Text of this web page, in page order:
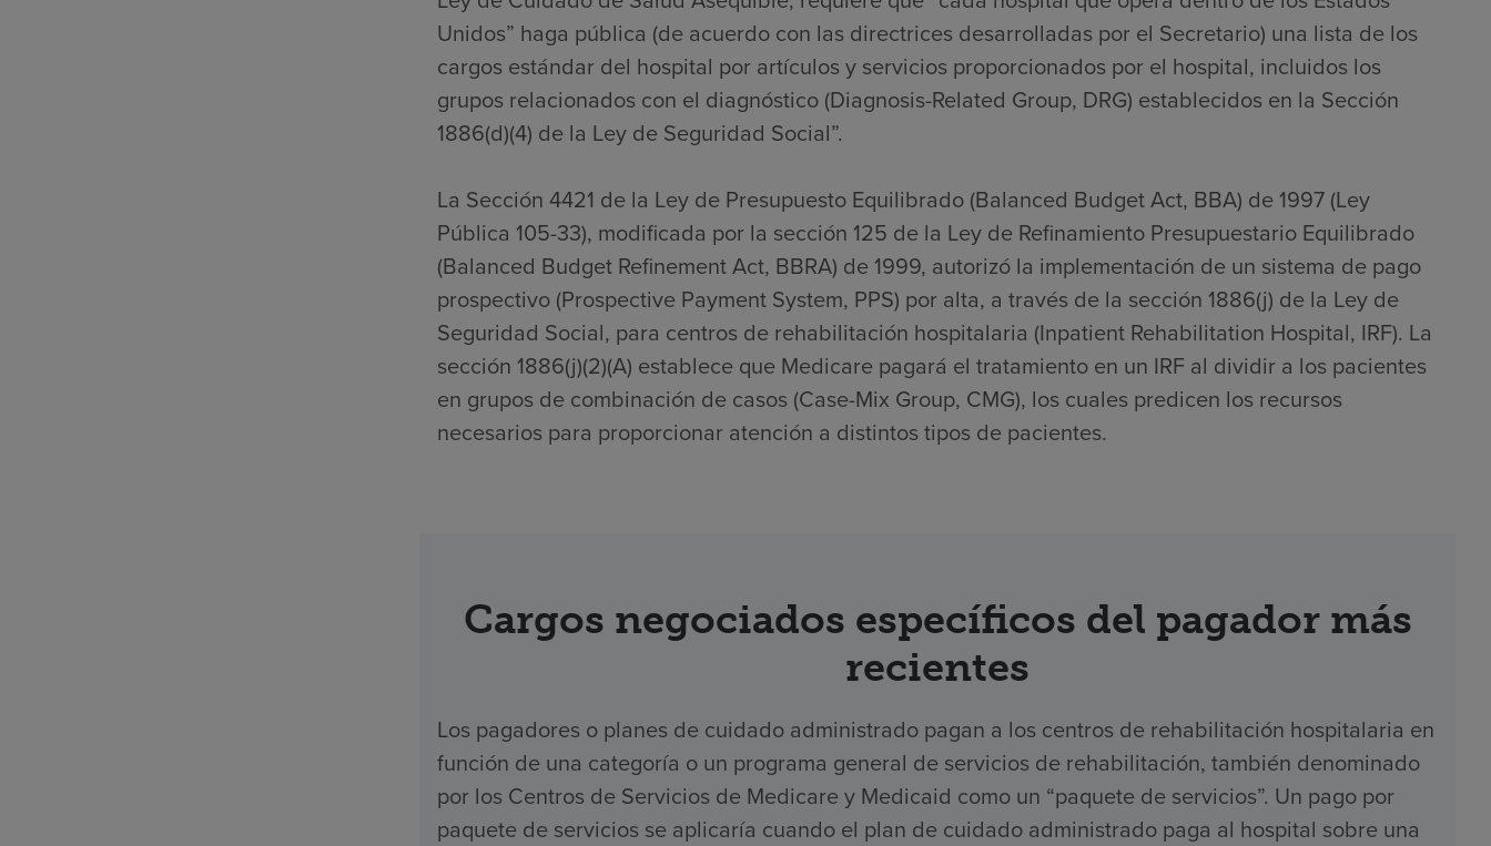
Unidos” haga pública (de acuerdo con las directrices desarrolladas por el Secretario) una lista de los
cargos estándar del hospital por artículos y servicios proporcionados por el hospital, incluidos los
grupos relacionados con el diagnóstico (Diagnosis-Related Group, DRG) establecidos en la Sección
1886(d)(4) de la Ley de Seguridad Social”.
La Sección 4421 de la Ley de Presupuesto Equilibrado (Balanced Budget Act, BBA) de 1997 (Ley
Pública 105-33), modificada por la sección 125 de la Ley de Refinamiento Presupuestario Equilibrado
(Balanced Budget Refinement Act, BBRA) de 1999, autorizó la implementación de un sistema de pago
prospectivo (Prospective Payment System, PPS) por alta, a través de la sección 1886(j) de la Ley de
Seguridad Social, para centros de rehabilitación hospitalaria (Inpatient Rehabilitation Hospital, IRF). La
sección 1886(j)(2)(A) establece que Medicare pagará el tratamiento en un IRF al dividir a los pacientes
en grupos de combinación de casos (Case-Mix Group, CMG), los cuales predicen los recursos
necesarios para proporcionar atención a distintos tipos de pacientes.
Cargos negociados específicos del pagador más
recientes
Los pagadores o planes de cuidado administrado pagan a los centros de rehabilitación hospitalaria en
función de una categoría o un programa general de servicios de rehabilitación, también denominado
por los Centros de Servicios de Medicare y Medicaid como un “paquete de servicios”. Un pago por
paquete de servicios se aplicaría cuando el plan de cuidado administrado paga al hospital sobre una